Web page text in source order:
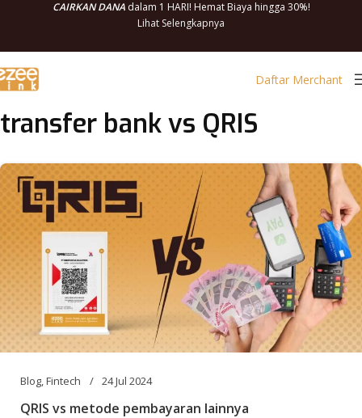
CAIRKAN DANAdalam 1 HARI! Hemat Biaya hingga 30%!
Lihat Selengkapnya
Daftar Merchant
transfer bank vs QRIS
Blog,Fintech 24 Jul 2024
QRIS vs metode pembayaran lainnya